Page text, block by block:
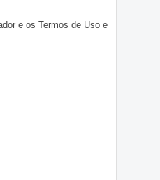
e os Termos de Uso e